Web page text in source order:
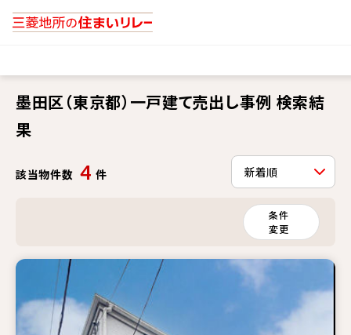
墨田区（東京都）一戸建て売出し事例 検索結
果
該当物件数 4 件
条件
変更